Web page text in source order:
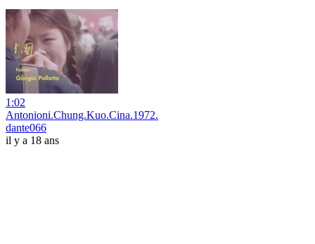
1:02
Antonioni.Chung.Kuo.Cina.1972.
dante066
il y a 18 ans